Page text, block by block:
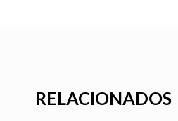
RELACIONADOS